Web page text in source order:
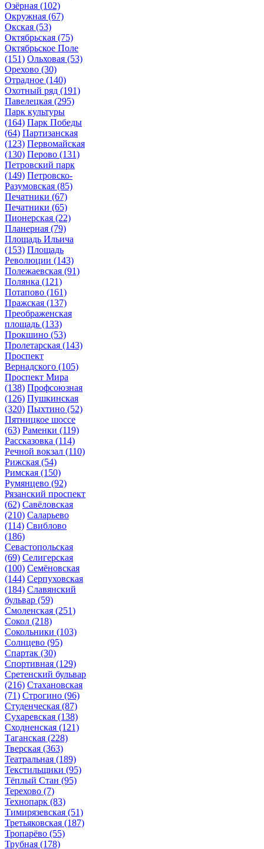
Озёрная (102)
Окружная (67)
Окская (53)
Октябрьская (75)
Октябрьское Поле
(151) Ольховая (53)
Орехово (30)
Отрадное (140)
Охотный ряд (191)
Павелецкая (295)
Парк культуры
(164) Парк Победы
(64) Партизанская
(123) Первомайская
(130) Перово (131)
Петровский парк
(149) Петровско-
Разумовская (85)
Печатники (67)
Печатники (65)
Пионерская (22)
Планерная (79)
Площадь Ильича
(153) Площадь
Революции (143)
Полежаевская (91)
Полянка (121)
Потапово (161)
Пражская (137)
Преображенская
площадь (133)
Прокшино (53)
Пролетарская (143)
Проспект
Вернадского (105)
Проспект Мира
(138) Профсоюзная
(126) Пушкинская
(320) Пыхтино (52)
Пятницкое шоссе
(63) Раменки (119)
Рассказовка (114)
Речной вокзал (110)
Рижская (54)
Римская (150)
Румянцево (92)
Рязанский проспект
(62) Савёловская
(210) Саларьево
(114) Свиблово
(186)
Севастопольская
(69) Селигерская
(100) Семёновская
(144) Серпуховская
(184) Славянский
бульвар (59)
Смоленская (251)
Сокол (218)
Сокольники (103)
Солнцево (95)
Спартак (30)
Спортивная (129)
Сретенский бульвар
(216) Стахановская
(71) Строгино (96)
Студенческая (87)
Сухаревская (138)
Сходненская (121)
Таганская (228)
Тверская (363)
Театральная (189)
Текстильщики (95)
Тёплый Стан (95)
Терехово (7)
Технопарк (83)
Тимирязевская (51)
Третьяковская (187)
Тропарёво (55)
Трубная (178)